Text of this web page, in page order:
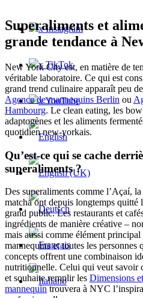
x Instagram
x TikTok
x YouTube
Superaliments et
grande tendance à
New York City est, en matière de
véritable laboratoire. Ce qui est
grand trend culinaire apparaît peu
Agence de mannequins Berlin ou
Hambourg. Le clean eating, les
adaptogènes et les aliments
quotidien new-yorkais.
Qu’est-ce qui se cache
superaliments ?
Des superaliments comme l’Açaí,
matcha ont depuis longtemps quitté
grand public. Les restaurants et
ingrédients de manière créative –
mais aussi comme élément
mannequins et toutes les
concepts offrent une combinaison
nutritionnelle. Celui qui veut savoir
et souhaite remplir les Dimensions
mannequintrouvera à NYC